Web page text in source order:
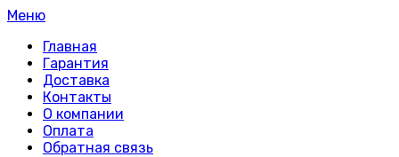
Меню
Главная
Гарантия
Доставка
Контакты
О компании
Оплата
Обратная связь